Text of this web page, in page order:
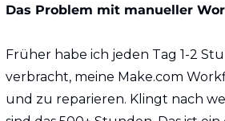
Das Problem mit manueller
Früher habe ich jeden Tag 1-2
verbracht, meine Make.com
und zu reparieren. Klingt nach